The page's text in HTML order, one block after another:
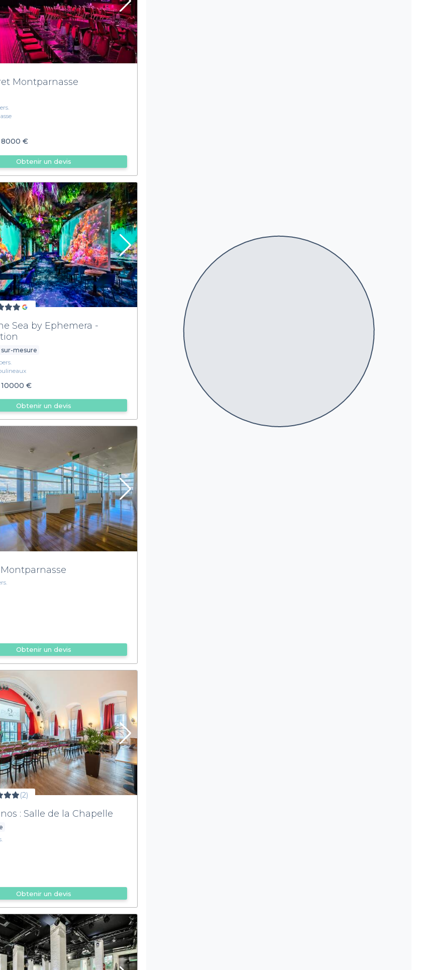
Montparnasse
8000 €
Obtenir un devis
Sea by Ephemera -
mesure
10000 €
Obtenir un devis
Montparnasse
Obtenir un devis
(2)
: Salle de la Chapelle
Obtenir un devis